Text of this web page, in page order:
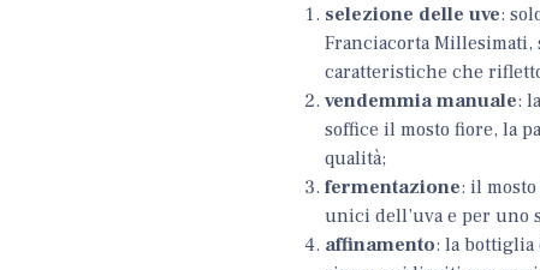
selezione delle uve:
Franciacorta Millesimati,
caratteristiche che
vendemmia manuale:
soffice il mosto fiore, la
qualità;
fermentazione: il
unici dell’uva e per uno
affinamento: la bottiglia